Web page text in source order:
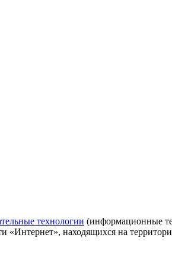
технологии (информационные
«Интернет», находящихся на